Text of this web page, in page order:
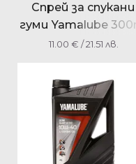
Спрей за спукани
гуми Yamalube
YMD65049A113
11.00 € / 21.51 лв.